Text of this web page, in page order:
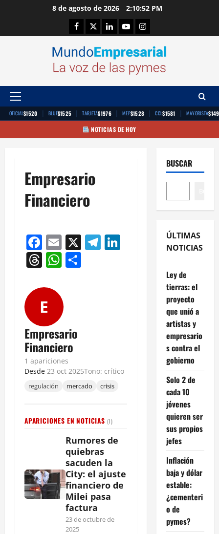
8 de agosto de 2026 2:10:52 PM
Facebook
TwitterLinkedinYoutubeInstagram
Menú
principal
OFICIAL$1520 | BLUE$1525 | TARJETA$1976 | MEP$1528 | CCL$1581 | MAYORISTA
NOTICIAS DE HOY
Empresario
Financiero
Facebook
Email
X Telegram
LinkedIn
Threads
WhatsApp
E
Empresario
Financiero
1 apariciones
Desde 23 oct 2025Tono: crítico
regulación mercado crisis
APARICIONES EN NOTICIAS (1)
Rumores de
quiebras
sacuden la
City: el ajuste
financiero de
Milei pasa
factura
23 de octubre de
2025
BUSCAR
ÚLTIMAS
NOTICIAS
Ley de
tierras: el
proyecto
que unió a
artistas y
empresario
s contra el
gobierno
Solo 2 de
cada 10
jóvenes
quieren ser
sus propios
jefes
Inflación
baja y dólar
estable:
¿cementeri
o de
pymes?